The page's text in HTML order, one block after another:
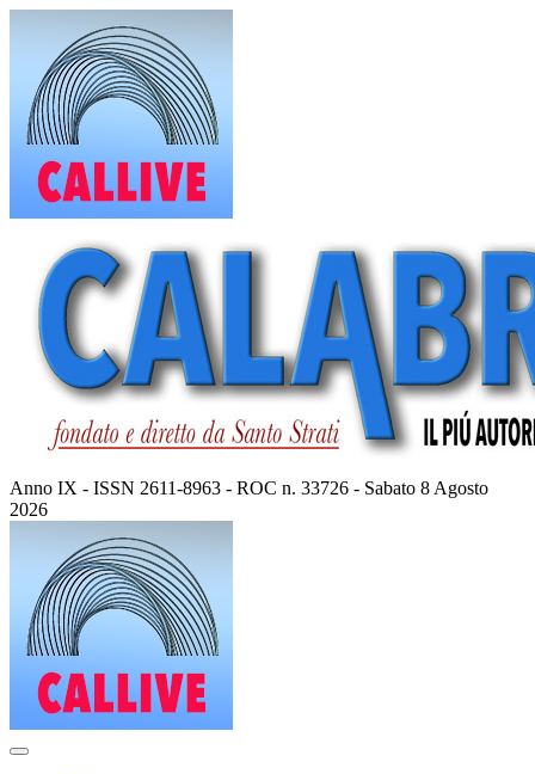
contenuto
Anno IX - ISSN 2611-8963 - ROC n. 33726 - Sabato 8 Agosto
2026